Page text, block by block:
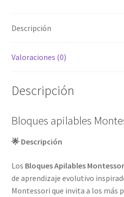
Descripción
Valoraciones (0)
Descripción
Bloques apilables
🌟 Descripción
Los Bloques Apilables
de aprendizaje evolutivo
Montessori que invita a los más